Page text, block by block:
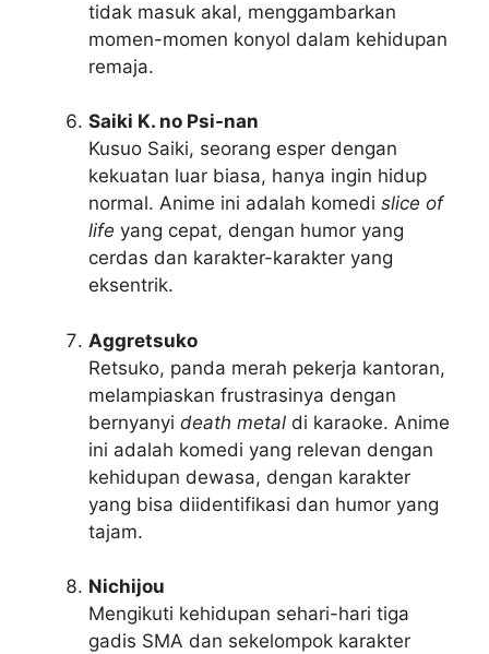
tidak masuk akal, menggambarkan
momen-momen konyol dalam kehidupan
remaja.
Saiki K. no Psi-nan
Kusuo Saiki, seorang esper dengan
kekuatan luar biasa, hanya ingin hidup
normal. Anime ini adalah komedi slice of
life yang cepat, dengan humor yang
cerdas dan karakter-karakter yang
eksentrik.
Aggretsuko
Retsuko, panda merah pekerja kantoran,
melampiaskan frustrasinya dengan
bernyanyi death metal di karaoke. Anime
ini adalah komedi yang relevan dengan
kehidupan dewasa, dengan karakter
yang bisa diidentifikasi dan humor yang
tajam.
Nichijou
Mengikuti kehidupan sehari-hari tiga
gadis SMA dan sekelompok karakter